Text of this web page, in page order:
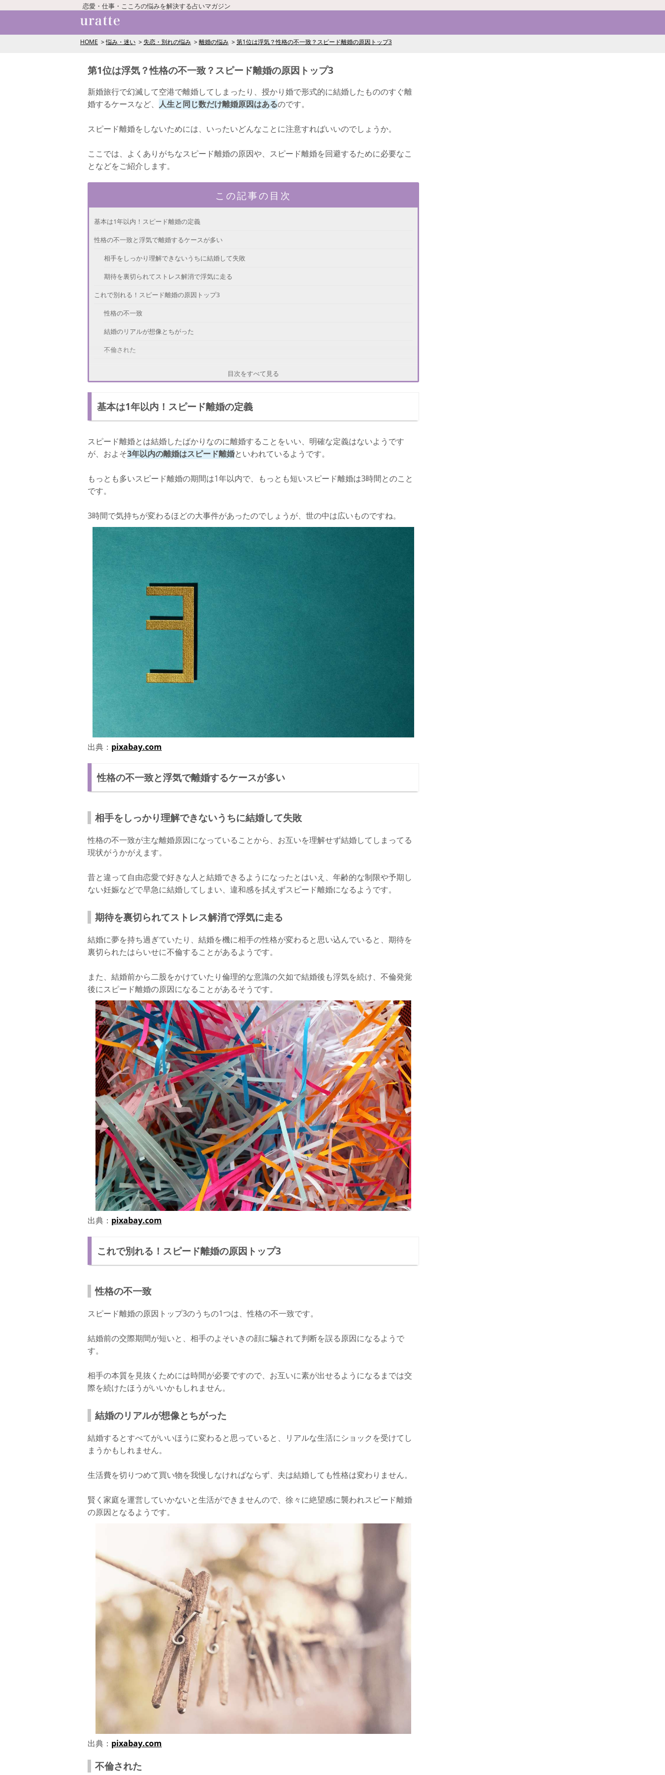
恋愛・仕事・こころの悩みを解決する占いマガジン
HOME 悩み・迷い 失恋・別れの悩み 離婚の悩み 第1位は浮気？性格の不一致？スピード離婚の原因トップ3
第1位は浮気？性格の不一致？スピード離婚の原因トップ3
新婚旅行で幻滅して空港で離婚してしまったり、授かり婚で形式的に結婚したもののすぐ離
婚するケースなど、 人生と同じ数だけ離婚原因はあるのです。
スピード離婚をしないためには、いったいどんなことに注意すればいいのでしょうか。
ここでは、よくありがちなスピード離婚の原因や、スピード離婚を回避するために必要なこ
となどをご紹介します。
この記事の目次
基本は1年以内！スピード離婚の定義
性格の不一致と浮気で離婚するケースが多い
相手をしっかり理解できないうちに結婚して失敗
期待を裏切られてストレス解消で浮気に走る
これで別れる！スピード離婚の原因トップ3
性格の不一致
結婚のリアルが想像とちがった
不倫された
メリットその2. 「離婚時の財産分与などが楽」
メリットその3. 「精神的負担が少なくて済む」
デメリットその1. 「世間体が悪く恥ずかしい」
デメリットその2. 「勘違いで早まった決断かもしれない」
恥ずかしくて後悔...スピード離婚を回避する方法
2人でよく話しあう
一緒にカウンセリングを受けにいく
円満調停をしてみる
目次をすべて見る
基本は1年以内！スピード離婚の定義
スピード離婚とは結婚したばかりなのに離婚することをいい、明確な定義はないようです
が、およそ3年以内の離婚はスピード離婚といわれているようです。
もっとも多いスピード離婚の期間は1年以内で、もっとも短いスピード離婚は3時間とのこと
です。
3時間で気持ちが変わるほどの大事件があったのでしょうが、世の中は広いものですね。
出典： pixabay.com
性格の不一致と浮気で離婚するケースが多い
相手をしっかり理解できないうちに結婚して失敗
性格の不一致が主な離婚原因になっていることから、お互いを理解せず結婚してしまってる
現状がうかがえます。
昔と違って自由恋愛で好きな人と結婚できるようになったとはいえ、年齢的な制限や予期し
ない妊娠などで早急に結婚してしまい、違和感を拭えずスピード離婚になるようです。
期待を裏切られてストレス解消で浮気に走る
結婚に夢を持ち過ぎていたり、結婚を機に相手の性格が変わると思い込んでいると、期待を
裏切られたはらいせに不倫することがあるようです。
また、結婚前から二股をかけていたり倫理的な意識の欠如で結婚後も浮気を続け、不倫発覚
後にスピード離婚の原因になることがあるそうです。
出典： pixabay.com
これで別れる！スピード離婚の原因トップ3
性格の不一致
スピード離婚の原因トップ3のうちの1つは、性格の不一致です。
結婚前の交際期間が短いと、相手のよそいきの顔に騙されて判断を誤る原因になるようで
す。
相手の本質を見抜くためには時間が必要ですので、お互いに素が出せるようになるまでは交
際を続けたほうがいいかもしれません。
結婚のリアルが想像とちがった
結婚するとすべてがいいほうに変わると思っていると、リアルな生活にショックを受けてし
まうかもしれません。
生活費を切りつめて買い物を我慢しなければならず、夫は結婚しても性格は変わりません。
賢く家庭を運営していかないと生活ができませんので、徐々に絶望感に襲われスピード離婚
の原因となるようです。
出典： pixabay.com
不倫された